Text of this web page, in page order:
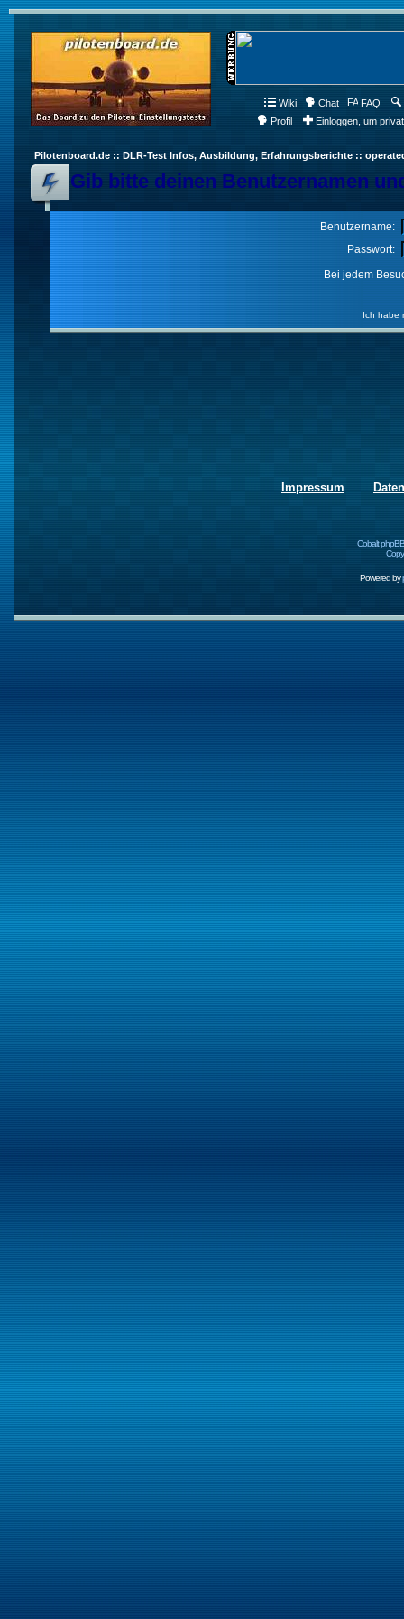
Wiki Chat FAQ
Profil
Einloggen, um
Pilotenboard.de :: DLR-Test Infos, Ausbildung, Erfahrungsberichte ::
Gib bitte deinen Benutzernamen
Benutzername:
Passwort:
Bei jedem
Ich habe
Impressum
Cobalt
Powered by